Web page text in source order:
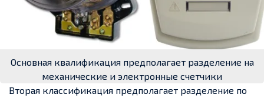
Основная квалификация предполагает разделение на
механические и электронные счетчики
Вторая классификация предполагает разделение по